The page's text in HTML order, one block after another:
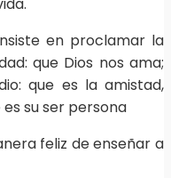
en proclamar la
que Dios nos ama;
que es la amistad,
su ser persona
feliz de enseñar a